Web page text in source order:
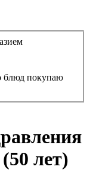
блюд покупаю
лет)